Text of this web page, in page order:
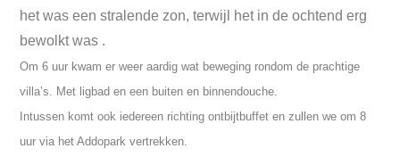
het was een stralende zon, terwijl het in de ochtend erg
bewolkt was .
Om 6 uur kwam er weer aardig wat beweging rondom de prachtige
villa’s. Met ligbad en een buiten en binnendouche.
Intussen komt ook iedereen richting ontbijtbuffet en zullen we om 8
uur via het Addopark vertrekken.